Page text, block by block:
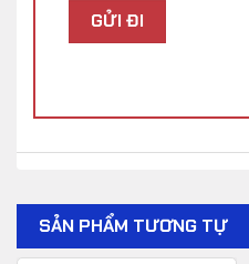
SẢN PHẨM TƯƠNG TỰ